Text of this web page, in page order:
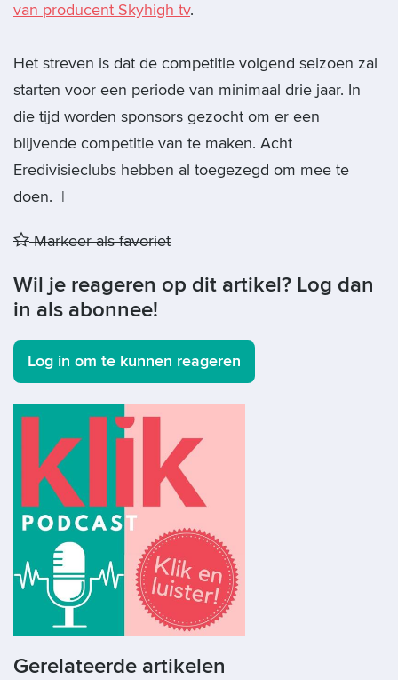
van producent Skyhigh tv.
Het streven is dat de competitie volgend seizoen zal
starten voor een periode van minimaal drie jaar. In
die tijd worden sponsors gezocht om er een
blijvende competitie van te maken. Acht
Eredivisieclubs hebben al toegezegd om mee te
doen. |
Markeer als favoriet
Wil je reageren op dit artikel? Log dan
in als abonnee!
Log in om te kunnen reageren
Gerelateerde artikelen